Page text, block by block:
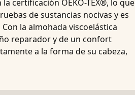
la certificación OEKO-TEX®, lo que
de sustancias nocivas y es
la almohada viscoelástica
reparador y de un confort
a la forma de su cabeza,